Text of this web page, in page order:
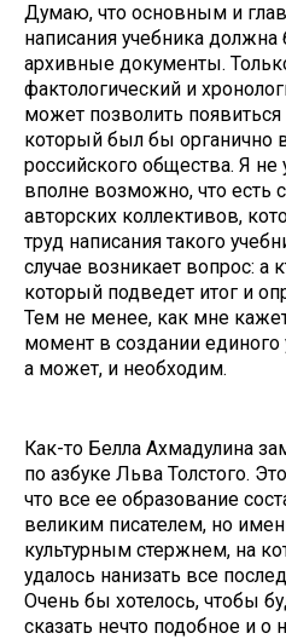
Думаю, что основным и
написания учебника должна
архивные документы.
фактологический и
может позволить появиться
который был бы органично
российского общества. Я
вполне возможно, что есть
авторских коллективов,
труд написания такого
случае возникает вопрос: а
который подведет итог и
Тем не менее, как мне
момент в создании единого
а может, и необходим.
Как-то Белла Ахмадулина
по азбуке Льва Толстого.
что все ее образование
великим писателем, но
культурным стержнем, на
удалось нанизать все
Очень бы хотелось, чтобы
сказать нечто подобное и о